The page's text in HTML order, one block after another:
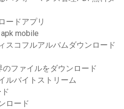
ードアプリ
mobile
スコフルアルバムダウンロード
ファイルをダウンロード
ルバイトストリーム
ロード